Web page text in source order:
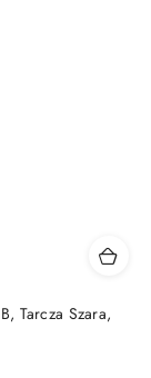
Tarcza Szara,